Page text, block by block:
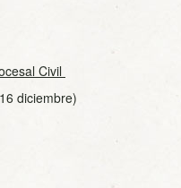
Civil
diciembre)